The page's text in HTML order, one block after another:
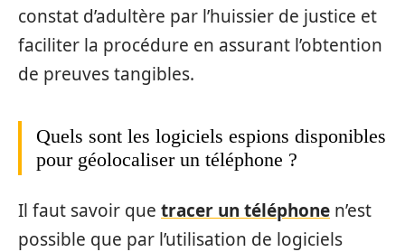
constat d’adultère par l’huissier de justice et
faciliter la procédure en assurant l’obtention
de preuves tangibles.
Quels sont les logiciels espions disponibles
pour géolocaliser un téléphone ?
Il faut savoir que tracer un téléphone n’est
possible que par l’utilisation de logiciels